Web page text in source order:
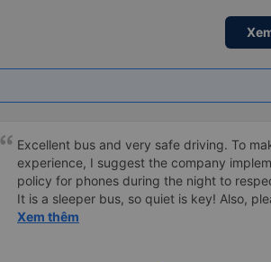
Excellent bus and very safe driving. To
experience, I suggest the company
policy for phones during the night to
It is a sleeper bus, so quiet is key! Also,
Wi-Fi password clearly inside the cabin for
Xem thêm